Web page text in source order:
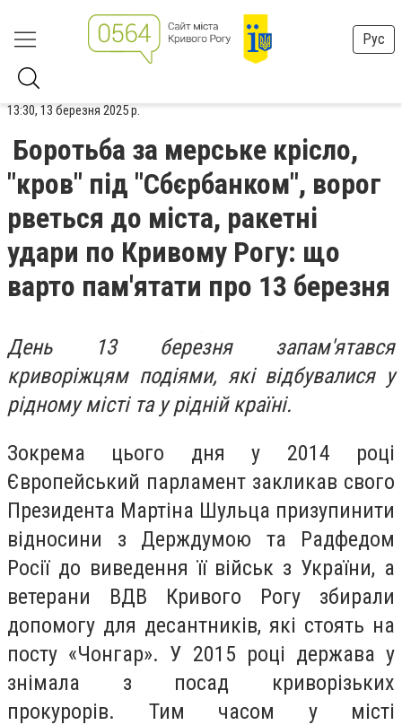
Рус
13:30, 13 березня 2025 р.
Боротьба за мерське крісло,
"кров" під "Сбєрбанком", ворог
рветься до міста, ракетні
удари по Кривому Рогу: що
варто пам'ятати про 13 березня
День 13 березня запам'ятався
криворіжцям подіями, які відбувалися у
рідному місті та у рідній країні.
Зокрема цього дня у 2014 році
Європейський парламент закликав свого
Президента Мартіна Шульца призупинити
відносини з Держдумою та Радфедом
Росії до виведення її військ з України, а
ветерани ВДВ Кривого Рогу збирали
допомогу для десантників, які стоять на
посту «Чонгар». У 2015 році держава у
знімала з посад криворізьких
прокурорів. Тим часом у місті